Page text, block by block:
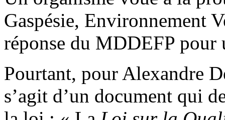
Gaspésie, Environnement
réponse du MDDEFP pour
Pourtant, pour Alexandre
s’agit d’un document qui